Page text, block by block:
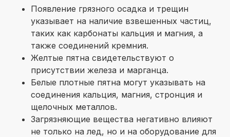
Появление грязного осадка и трещин
указывает на наличие взвешенных частиц,
таких как карбонаты кальция и магния, а
также соединений кремния.
Желтые пятна свидетельствуют о
присутствии железа и марганца.
Белые плотные пятна могут указывать на
соединения кальция, магния, стронция и
щелочных металлов.
Загрязняющие вещества негативно влияют
не только на лед, но и на оборудование для